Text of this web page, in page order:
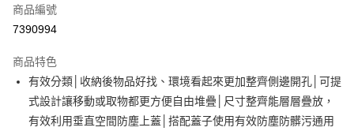
超商取貨付款
Apple Pay
街口支付
商品編號
7390994
商品特色
有效分類│收納後物品好找、環境看起來更加整齊側邊開孔│可提
式設計讓移動或取物都更方便自由堆疊│尺寸整齊能層層疊放，
有效利用垂直空間防塵上蓋│搭配蓋子使用有效防塵防髒污通用